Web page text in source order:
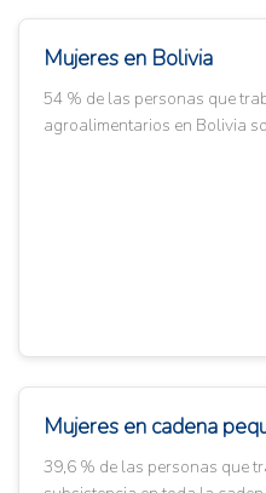
Mujeres en Bolivia
54 % de las personas que
agroalimentarios en Bolivia
Mujeres en cadena
39,6 % de las personas que